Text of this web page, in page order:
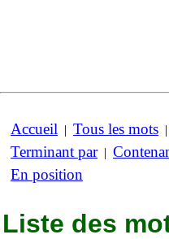
Accueil | Tous les mots |
Terminant par|
En position
Liste des